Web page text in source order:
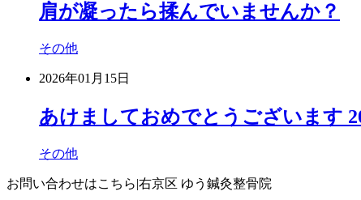
肩が凝ったら揉んでいませんか？
その他
2026年01月15日
あけましておめでとうございます
その他
お問い合わせはこちら|右京区 ゆう鍼灸整骨院